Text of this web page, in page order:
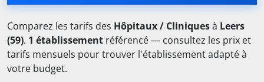
Comparez les tarifs des Hôpitaux / Cliniquesà Leers
(59). 1 établissement référencé — consultez les prix et
tarifs mensuels pour trouver l'établissement adapté à
votre budget.